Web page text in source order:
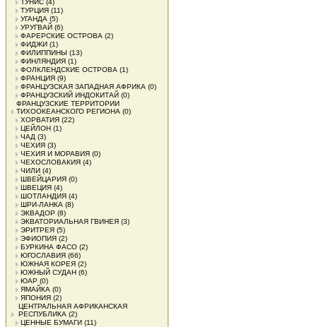
ТУНИС (4)
ТУРЦИЯ (11)
УГАНДА (5)
УРУГВАЙ (6)
ФАРЕРСКИЕ ОСТРОВА (2)
ФИДЖИ (1)
ФИЛИППИНЫ (13)
ФИНЛЯНДИЯ (1)
ФОЛКЛЕНДСКИЕ ОСТРОВА (1)
ФРАНЦИЯ (9)
ФРАНЦУЗСКАЯ ЗАПАДНАЯ АФРИКА (0)
ФРАНЦУЗСКИЙ ИНДОКИТАЙ (0)
ФРАНЦУЗСКИЕ ТЕРРИТОРИИ
ТИХООКЕАНСКОГО РЕГИОНА (0)
ХОРВАТИЯ (22)
ЦЕЙЛОН (1)
ЧАД (3)
ЧЕХИЯ (3)
ЧЕХИЯ И МОРАВИЯ (0)
ЧЕХОСЛОВАКИЯ (4)
ЧИЛИ (4)
ШВЕЙЦАРИЯ (0)
ШВЕЦИЯ (4)
ШОТЛАНДИЯ (4)
ШРИ-ЛАНКА (8)
ЭКВАДОР (8)
ЭКВАТОРИАЛЬНАЯ ГВИНЕЯ (3)
ЭРИТРЕЯ (5)
ЭФИОПИЯ (2)
БУРКИНА ФАСО (2)
ЮГОСЛАВИЯ (66)
ЮЖНАЯ КОРЕЯ (2)
ЮЖНЫЙ СУДАН (6)
ЮАР (0)
ЯМАЙКА (0)
ЯПОНИЯ (2)
ЦЕНТРАЛЬНАЯ АФРИКАНСКАЯ
РЕСПУБЛИКА (2)
ЦЕННЫЕ БУМАГИ (11)